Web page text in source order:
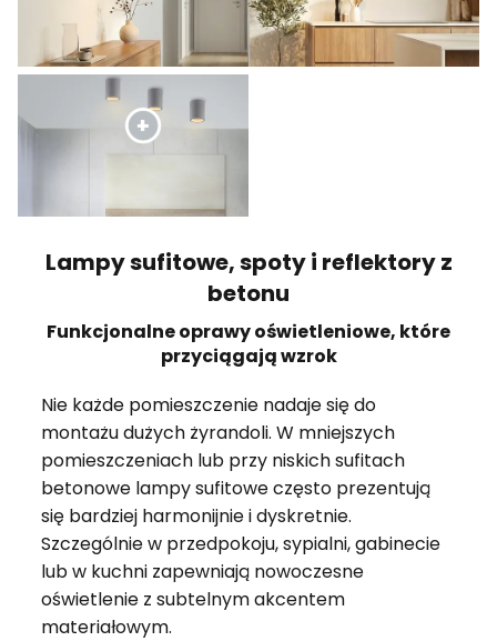
Lampy sufitowe, spoty i reflektory z
betonu
Funkcjonalne oprawy oświetleniowe, które
przyciągają wzrok
Nie każde pomieszczenie nadaje się do
montażu dużych żyrandoli. W mniejszych
pomieszczeniach lub przy niskich sufitach
betonowe lampy sufitowe często prezentują
się bardziej harmonijnie i dyskretnie.
Szczególnie w przedpokoju, sypialni, gabinecie
lub w kuchni zapewniają nowoczesne
oświetlenie z subtelnym akcentem
materiałowym.